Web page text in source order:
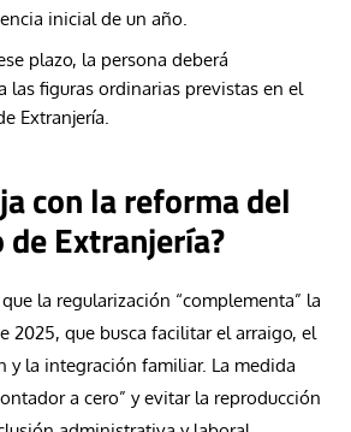
inicial de un año.
plazo, la persona deberá
las figuras ordinarias previstas en el
Extranjería.
con la reforma del
Extranjería?
la regularización “complementa” la
2025, que busca facilitar el arraigo, el
y la integración familiar. La medida
a cero” y evitar la reproducción